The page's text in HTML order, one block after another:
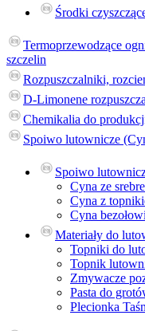
Środki
Termoprzewodzące
szczelin
Rozpuszczalniki,
D-Limonene
Chemikalia do
Spoiwo lutownicze
Spoiwo
Cyna ze
Cyna z
Cyna
Materiały do
Topniki do
Topnik
Zmywacze
Pasta do
Plecionka